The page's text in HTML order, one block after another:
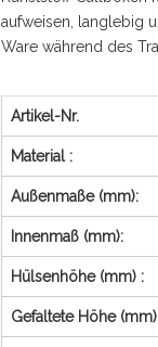
aufweisen, langlebig
Ware während des
Artikel-Nr.
Material :
Außenmaße (mm):
Innenmaß (mm):
Hülsenhöhe (mm) :
Gefaltete Höhe